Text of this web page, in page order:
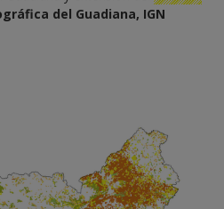
del Guadiana, IGN